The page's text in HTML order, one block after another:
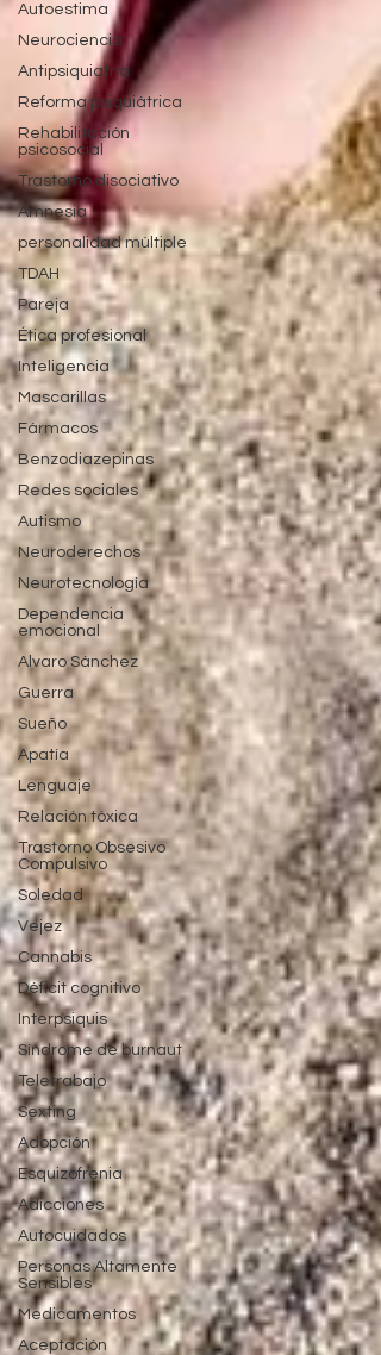
Autoestima
Neurociencia
Antipsiquiatría
Reforma psiquiátrica
Rehabilitación
psicosocial
Trastorno disociativo
Amnesia
personalidad múltiple
TDAH
Pareja
Ética profesional
Inteligencia
Mascarillas
Fármacos
Benzodiazepinas
Redes sociales
Autismo
Neuroderechos
Neurotecnología
Dependencia
emocional
Alvaro Sánchez
Guerra
Sueño
Apatía
Lenguaje
Relación tóxica
Trastorno Obsesivo
Compulsivo
Soledad
Vejez
Cannabis
Déficit cognitivo
Interpsiquis
Síndrome de burnaut
Teletrabajo
Sexting
Adopción
Esquizofrenia
Adicciones
Autocuidados
Personas Altamente
Sensibles
Medicamentos
Aceptación